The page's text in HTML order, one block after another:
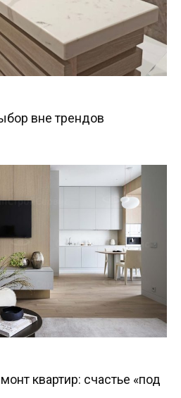
вне трендов
квартир: счастье «под